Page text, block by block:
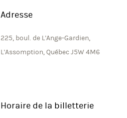
Adresse
225, boul. de L'Ange-Gardien,
L'Assomption, Québec J5W 4M6
Horaire de la billetterie